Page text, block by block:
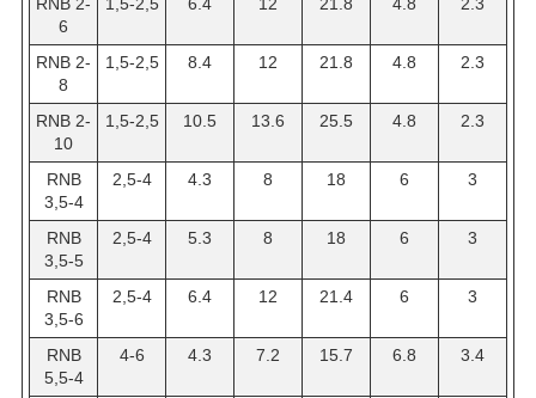
6
RNB 2-
8
1,5-2,5 8.4 12 21.8 4.8 2.3
RNB 2-
10
1,5-2,5 10.5 13.6 25.5 4.8 2.3
RNB
3,5-4
2,5-4 4.3 8 18 6 3
RNB
3,5-5
2,5-4 5.3 8 18 6 3
RNB
3,5-6
2,5-4 6.4 12 21.4 6 3
RNB
5,5-4
4-6 4.3 7.2 15.7 6.8 3.4